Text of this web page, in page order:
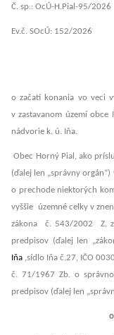
Č. sp.: OcÚ-H.Pial-95/2026
Ev.č.
V H. Piale,
o začatí konania vo veci
v zastavanom území obce
nádvorie k. ú. Iňa.
Obec Horný Pial, ako
(ďalej len „správny
o prechode niektorých
vyššie územné celky v
zákona č. 543/2002 Z.
predpisov (ďalej len
Iňa ,sídlo Iňa č.27, IČO
č. 71/1967 Zb. o
predpisov (ďalej len